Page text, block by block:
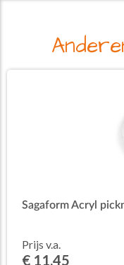
Sagaform Acryl
Prijs v.a.
€ 11,45